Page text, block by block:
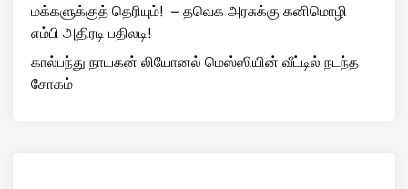
மக்களுக்குத் தெரியும்! – தவெக அரசுக்கு கனிமொழி
எம்பி அதிரடி பதிலடி!
கால்பந்து நாயகன் லியோனல் மெஸ்ஸியின் வீட்டில் நடந்த
சோகம்